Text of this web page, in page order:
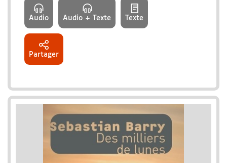
Audio Audio + Texte Texte
Partager